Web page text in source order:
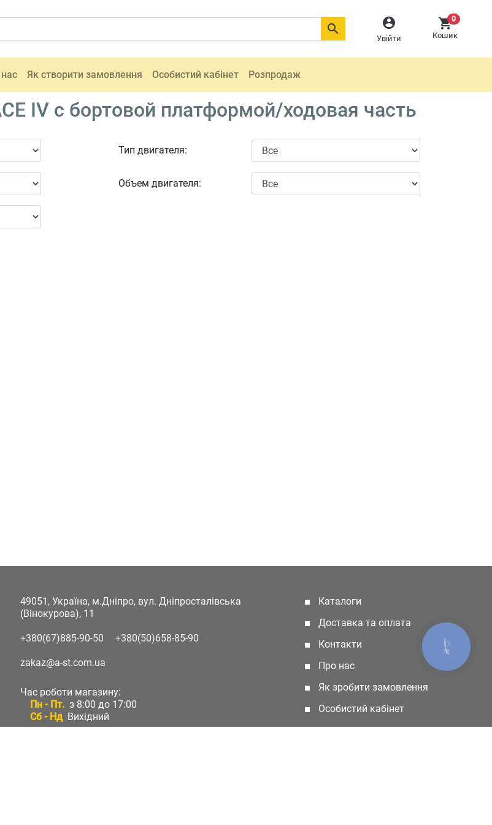

Увійти
0
Кошик

Як створити замовлення Особистий кабінет Розпродаж
IV c бортовой платформой/ходовая часть
Тип двигателя:
Объем двигателя:
49051, Україна, м.Дніпро, вул. Дніпросталівська
(Вінокурова), 11
+380(67)885-90-50 +380(50)658-85-90
zakaz@a-st.com.ua
Час роботи магазину:
Пн - Пт. з 8:00 до 17:00
Сб - Нд Вихідний
Каталоги
Доставка та оплата
Контакти
Про нас
Як зробити замовлення
Особистий кабінет
КНОПКА
ЗВ'ЯЗКУ